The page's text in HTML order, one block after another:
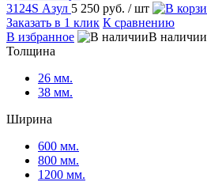
3124S Азул 5 250 руб. / шт
Заказать в 1 клик К сравнению
В избранное
В наличии
Толщина
26 мм.
38 мм.
Ширина
600 мм.
800 мм.
1200 мм.